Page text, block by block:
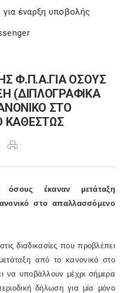
έναρξη υποβολής
Φ.Π.Α.ΓΙΑ ΟΣΟΥΣ
(ΔΙΠΛΟΓΡΑΦΙΚΑ
ΣΤΟ
έκαναν μετάταξη
στο απαλλασσόμενο
διαδικασίες που προβλέπει
από το κανονικό στο
να υποβάλλουν μέχρι σήμερα
δήλωση για μία μόνο